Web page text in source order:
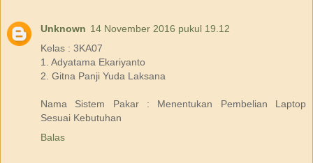
Unknown 14 November 2016 pukul 19.12
Kelas : 3KA07
1. Adyatama Ekariyanto
2. Gitna Panji Yuda Laksana
Nama Sistem Pakar : Menentukan Pembelian Laptop
Sesuai Kebutuhan
Balas